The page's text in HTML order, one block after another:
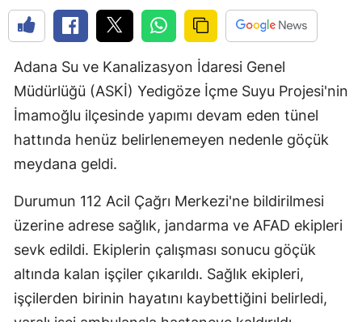
Adana Su ve Kanalizasyon İdaresi Genel
Müdürlüğü (ASKİ) Yedigöze İçme Suyu Projesi'nin
İmamoğlu ilçesinde yapımı devam eden tünel
hattında henüz belirlenemeyen nedenle göçük
meydana geldi.
Durumun 112 Acil Çağrı Merkezi'ne bildirilmesi
üzerine adrese sağlık, jandarma ve AFAD ekipleri
sevk edildi. Ekiplerin çalışması sonucu göçük
altında kalan işçiler çıkarıldı. Sağlık ekipleri,
işçilerden birinin hayatını kaybettiğini belirledi,